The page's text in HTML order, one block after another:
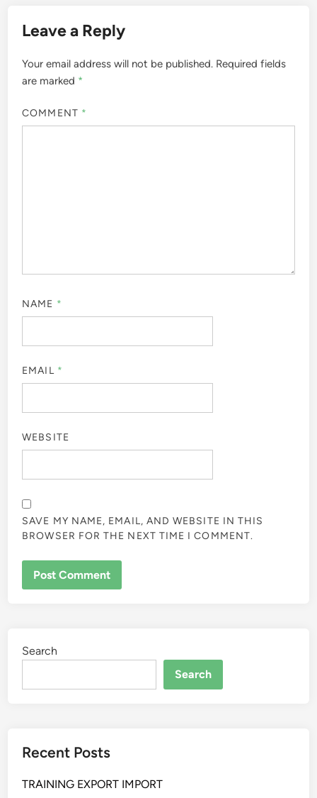
Leave a Reply
Your email address will not be published. Required fields
are marked *
COMMENT *
NAME *
EMAIL *
WEBSITE
SAVE MY NAME, EMAIL, AND WEBSITE IN THIS
BROWSER FOR THE NEXT TIME I COMMENT.
Search
Search
Recent Posts
TRAINING EXPORT IMPORT